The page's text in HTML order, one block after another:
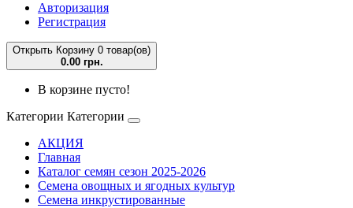
Авторизация
Регистрация
Открыть Корзину 0 товар(ов)
0.00 грн.
В корзине пусто!
Категории Категории
АКЦИЯ
Главная
Каталог семян сезон 2025-2026
Семена овощных и ягодных культур
Семена инкрустированные